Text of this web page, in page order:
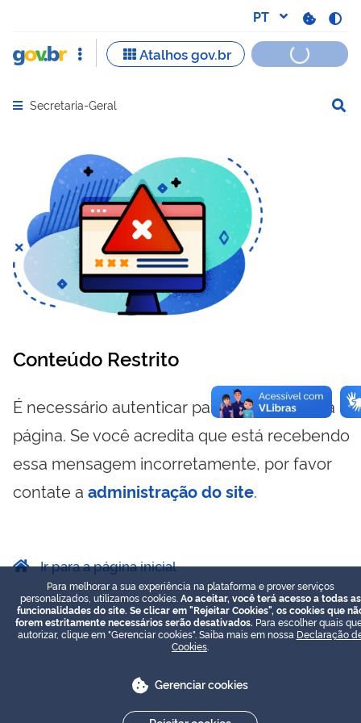
Abrir menu principal de navegação
Secretaria-Geral
Conteúdo Restrito
É necessário autenticar para visualizar essa
página. Se você acredita que está recebendo
essa mensagem incorretamente, por favor
contate a administração do site.
Ir para a página inicial
Para melhorar a sua experiência na plataforma e prover serviços
personalizados, utilizamos cookies. Ao aceitar, você terá acesso a todas as
funcionalidades do site. Se clicar em "Rejeitar Cookies", os cookies que
forem estritamente necessários serão desativados. Para escolher quais
autorizar, clique em "Gerenciar cookies". Saiba mais em nossa Declaração
Cookies
Gerenciar cookies